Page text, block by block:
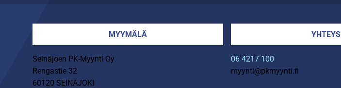
MYYMÄLÄ
Seinäjoen PK-Myynti Oy
Rengastie 32
60120 SEINÄJOKI
YHTEYS
06 4217 100
myynti@pkmyynti.fi